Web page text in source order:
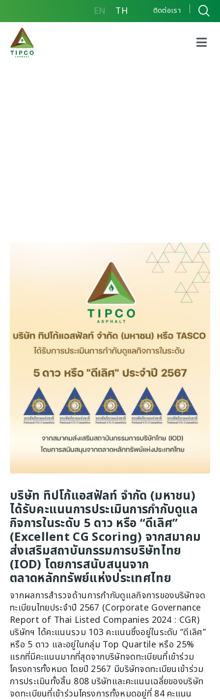
EN TH ติดต่อเรา
*บริษัท ทิปโก้แอสฟัลท์
จำกัด (มหาชน) ได้รับ
คะแนนการประเมินการ
บริษัท ทิปโก้แอสฟัลท์ จำกัด (มหาชน)
ได้รับคะแนนการประเมินการกำกับดูแล
กิจการในระดับ 5 ดาว หรือ “ดีเลิศ”
(Excellent CG Scoring) จากสมาคม
ส่งเสริมสถาบันกรรมการบริษัทไทย
(IOD) โดยการสนับสนุนจาก
ตลาดหลักทรัพย์แห่งประเทศไทย
จากผลการสำรวจด้านการกำกับดูแลกิจการของบริษัทจด
ทะเบียนไทยประจำปี 2567 (Corporate Governance
Report of Thai Listed Companies 2024 : CGR)
บริษัทฯ ได้คะแนนรวม 103 คะแนนซึ่งอยู่ในระดับ “ดีเลิศ”
หรือ 5 ดาว และอยู่ในกลุ่ม Top Quartile หรือ 25%
แรกที่มีคะแนนมากที่สุดจากบริษัทจดทะเบียนที่เข้าร่วม
โครงการทั้งหมด โดยปี 2567 มีบริษัทจดทะเบียนเข้าร่วม
การประเมินทั้งสิ้น 808 บริษัทและคะแนนเฉลี่ยของบริษัท
จดทะเบียนที่เข้าร่วมโครงการทั้งหมดอยู่ที่ 84 คะแนน